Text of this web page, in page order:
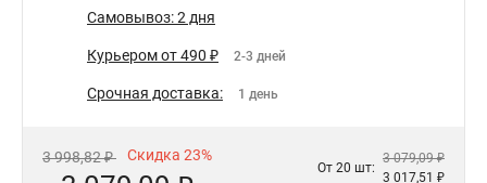
Самовывоз: 2 дня
Курьером от 490 ₽ 2-3 дней
Срочная доставка: 1 день
3 998,82 ₽ Скидка 23%
От 20 шт:
3 079,09 ₽
3 017,51 ₽